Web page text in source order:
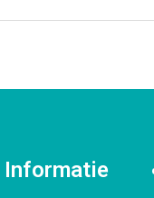
Informatie